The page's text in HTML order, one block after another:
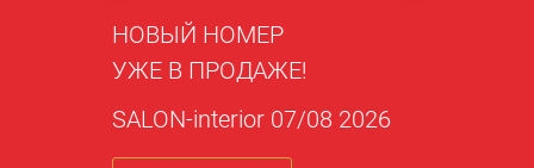
НОВЫЙ НОМЕР
УЖЕ В ПРОДАЖЕ!
SALON-interior 07/08 2026